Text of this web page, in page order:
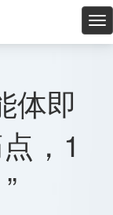
星
体即
，1